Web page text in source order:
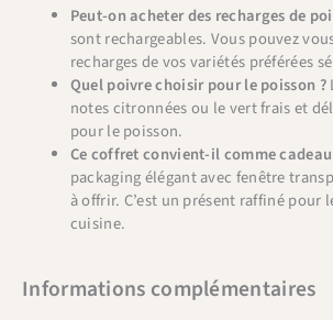
Peut-on acheter des recharges de
sont rechargeables. Vous pouvez
recharges de vos variétés préférées
Quel poivre choisir pour le poisson ?
notes citronnées ou le vert frais et
pour le poisson.
Ce coffret convient-il comme
packaging élégant avec fenêtre
à offrir. C’est un présent raffiné pour
cuisine.
Informations complémentaires